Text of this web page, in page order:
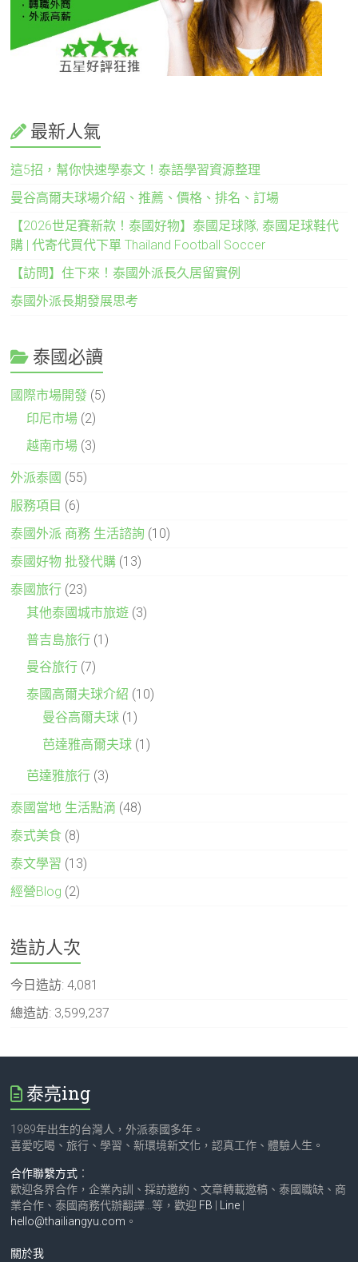
最新人氣
這5招，幫你快速學泰文！泰語學習資源整理
曼谷高爾夫球場介紹、推薦、價格、排名、訂場
【2026世足賽新款！泰國好物】泰國足球隊, 泰國足球鞋代
購 | 代寄代買代下單 Thailand Football Soccer
【訪問】住下來！泰國外派長久居留實例
泰國外派長期發展思考
泰國必讀
國際市場開發 (5)
印尼市場 (2)
越南市場 (3)
外派泰國 (55)
服務項目 (6)
泰國外派 商務 生活諮詢 (10)
泰國好物 批發代購 (13)
泰國旅行 (23)
其他泰國城市旅遊 (3)
普吉島旅行 (1)
曼谷旅行 (7)
泰國高爾夫球介紹 (10)
曼谷高爾夫球 (1)
芭達雅高爾夫球 (1)
芭達雅旅行 (3)
泰國當地 生活點滴 (48)
泰式美食 (8)
泰文學習 (13)
經營Blog (2)
造訪人次
今日造訪:4,081
總造訪: 3,599,237
泰亮ing
1989年出生的台灣人，外派泰國多年。
喜愛吃喝、旅行、學習、新環境新文化，認真工作、體驗人生。
合作聯繫方式 ：
歡迎各界合作，企業內訓、採訪邀約、文章轉載邀稿、泰國職缺、商
業合作、泰國商務代辦翻譯…等，歡迎 FB Line
hello@thailiangyu.com 。
關於我